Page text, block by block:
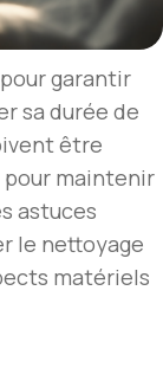
garantir
sa durée de
être
maintenir
astuces
le nettoyage
matériels